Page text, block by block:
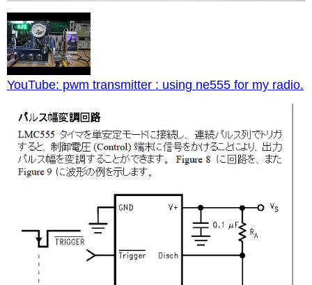
YouTube: pwm transmitter : using ne555 for my radio.